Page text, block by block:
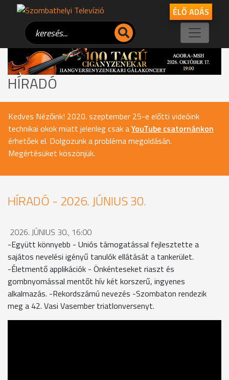
ÉLŐ ADÁS
HÍRADÓ
Kedves Nézőink! 2020. szeptember 25-e előtti videóink
technikai okok miatt jelenleg csak aYouTube csatornánkon
érhetőek el. Dolgozunk a probléma megoldásán.
Megértésüket köszönjük.
HÍRADÓ - 2026. JÚNIUS 30.
2026. JÚNIUS 30., 16:00
-Együtt könnyebb - Uniós támogatással fejlesztette a
sajátos nevelési igényű tanulók ellátását a tankerület.
-Életmentő applikációk - Önkénteseket riaszt és
gombnyomással mentőt hív két korszerű, ingyenes
alkalmazás. -Rekordszámú nevezés -Szombaton rendezik
meg a 42. Vasi Vasember triatlonversenyt.